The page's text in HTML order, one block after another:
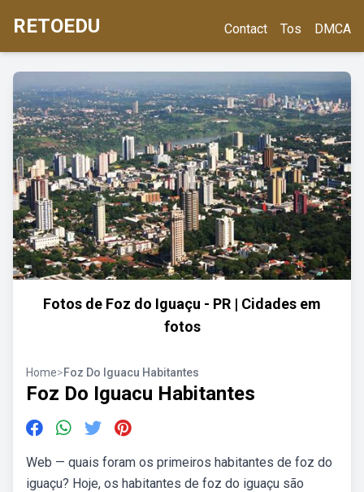
RETOEDU Contact Tos DMCA
Fotos de Foz do Iguaçu - PR | Cidades em
fotos
Home>Foz Do Iguacu Habitantes
Foz Do Iguacu Habitantes
Web — quais foram os primeiros habitantes de foz do
iguaçu? Hoje, os habitantes de foz do iguaçu são